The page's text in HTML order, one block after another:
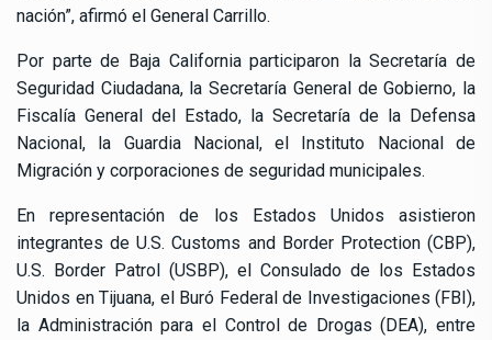
nación”, afirmó el General Carrillo.
Por parte de Baja California participaron la Secretaría de
Seguridad Ciudadana, la Secretaría General de Gobierno, la
Fiscalía General del Estado, la Secretaría de la Defensa
Nacional, la Guardia Nacional, el Instituto Nacional de
Migración y corporaciones de seguridad municipales.
En representación de los Estados Unidos asistieron
integrantes de U.S. Customs and Border Protection (CBP),
U.S. Border Patrol (USBP), el Consulado de los Estados
Unidos en Tijuana, el Buró Federal de Investigaciones (FBI),
la Administración para el Control de Drogas (DEA), entre